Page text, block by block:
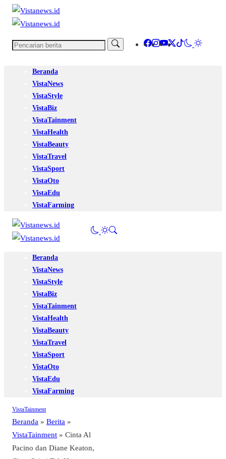
Beranda
VistaNews
VistaStyle
VistaBiz
VistaTainment
VistaHealth
VistaBeauty
VistaTravel
VistaSport
VistaOto
VistaEdu
VistaFarming
Beranda
VistaNews
VistaStyle
VistaBiz
VistaTainment
VistaHealth
VistaBeauty
VistaTravel
VistaSport
VistaOto
VistaEdu
VistaFarming
VistaTainment
Beranda » Berita »
VistaTainment » Cinta Al
Pacino dan Diane Keaton,